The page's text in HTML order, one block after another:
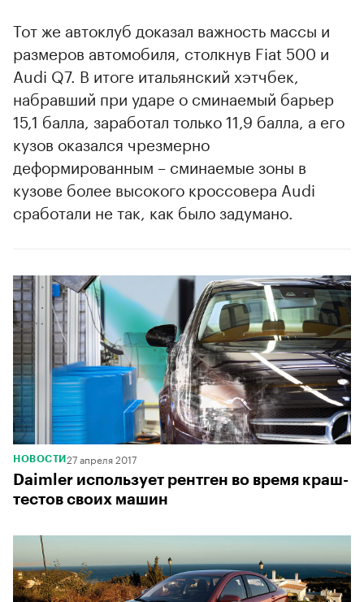
Тот же автоклуб доказал важность массы и
размеров автомобиля, столкнув Fiat 500 и
Audi Q7. В итоге итальянский хэтчбек,
набравший при ударе о сминаемый барьер
15,1 балла, заработал только 11,9 балла, а его
кузов оказался чрезмерно
деформированным – сминаемые зоны в
кузове более высокого кроссовера Audi
сработали не так, как было задумано.
НОВОСТИ 27 апреля 2017
Daimler использует рентген во время краш-
тестов своих машин